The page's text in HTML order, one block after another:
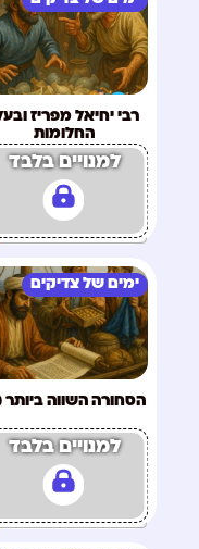
רבי יחיאל מפריז
החלומות
למנויים בלבד
ימים של צדיקים
הסחורה השווה ביותר
למנויים בלבד